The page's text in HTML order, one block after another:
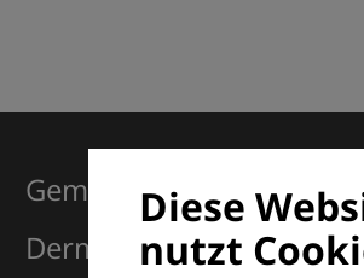
Diese
nutzt
Gemeinsam für Exzellenz
Dermatologie